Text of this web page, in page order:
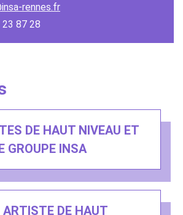
rennes.fr
23 87 28
DE HAUT NIVEAU ET
GROUPE INSA
ARTISTE DE HAUT